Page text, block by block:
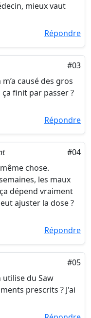
mieux vaut
Répondre
#03
causé des gros
ça finit par passer ?
Répondre
#04
chose.
les maux
dépend vraiment
ajuster la dose ?
Répondre
#05
du Saw
prescrits ? J'ai